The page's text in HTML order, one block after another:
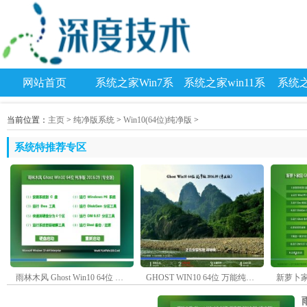
网站首页 系统之家Win7系 系统之家win11系 系统
当前位置： 主页 > 纯净版系统 > Win10(64位)纯净版 >
系统特推荐专区
雨林木风 Ghost Win10 64位 免激活纯净版 2016年09月 GHOST WIN10 64位 万能纯净版 2016年09月